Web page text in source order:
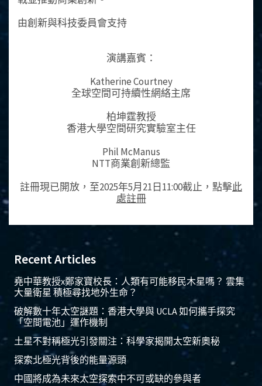
由創新與科技委員會支持
演講嘉賓：
Katherine Courtney
全球空間可持續性網絡主席
柏坤霆教授
香港大學空間研究實驗室主任
Phil McManus
NTT商業創新總監
註冊現已開放，至2025年5月21日11:00截止，點擊此
處註冊
Recent Articles
堯中華教授x鄭家寶校長：人類有可能移民木星嗎？ 雲集
大量衛星 積極尋找地外生命？
破解數十年太空謎題：香港大學與 UCLA 如何攜手探究
「空間電池」運作機制
土星不對稱極光引發關注：科學家揭開太空新奧秘
探索北極光背後的能量源頭
中國將成為未來太空探索中不可或缺的參與者